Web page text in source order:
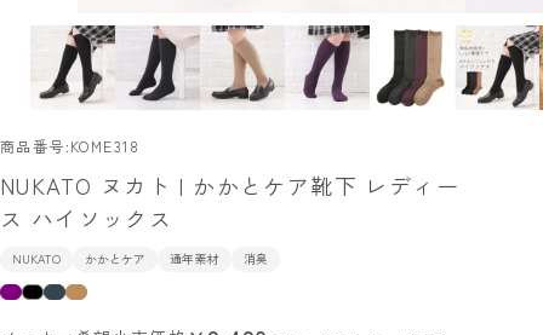
商品番号 KOME318
NUKATO ヌカト | かかとケア靴下 レディー
ス ハイソックス
NUKATO かかとケア 通年素材 消臭